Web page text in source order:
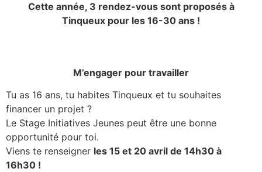
Cette année, 3 rendez-vous sont proposés à
Tinqueux pour les 16-30 ans !
M’engager pour travailler
Tu as 16 ans, tu habites Tinqueux et tu souhaites
financer un projet ?
Le Stage Initiatives Jeunes peut être une bonne
opportunité pour toi.
Viens te renseigner les 15 et 20 avril de 14h30 à
16h30 !